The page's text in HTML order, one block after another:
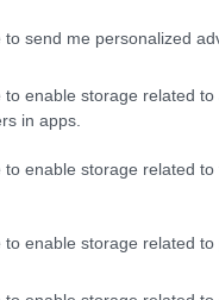
send me personalized
enable storage related
in apps.
to enable storage related
enable storage related to
από